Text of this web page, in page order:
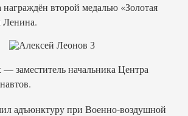
второй медалью «Золотая
Ленина.
заместитель начальника Центра
адъюнктуру при Военно-воздушной